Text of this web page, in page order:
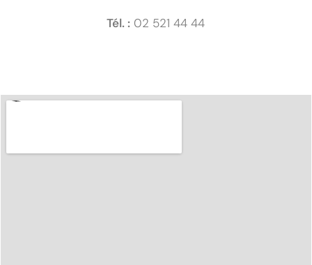
Tél. : 02 521 44 44